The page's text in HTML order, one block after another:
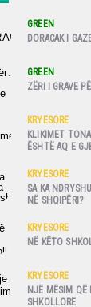
GREEN
DORACAK I
GREEN
ZËRI I GRAVE
KRYESORE
KLIKIMET
ËSHTË AQ E
KRYESORE
SA KA
NË SHQIPËRI?
KRYESORE
NË KËTO
KRYESORE
NJË MËSIM QË
SHKOLLORE